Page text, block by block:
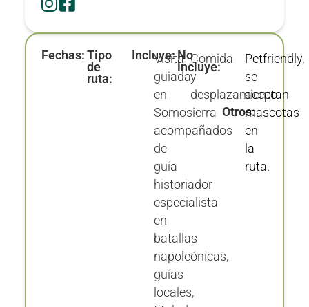
Fechas: Tipo
de
ruta:
Incluye:
Visita
guiada
en
Somosierra
acompañados
de
guía
historiador
especialista
en
batallas
napoleónicas,
guías
locales,
No
incluye:
Comida
y
desplazamiento.
Otros:
Petfriendly,
se
aceptan
mascotas
en
la
ruta.